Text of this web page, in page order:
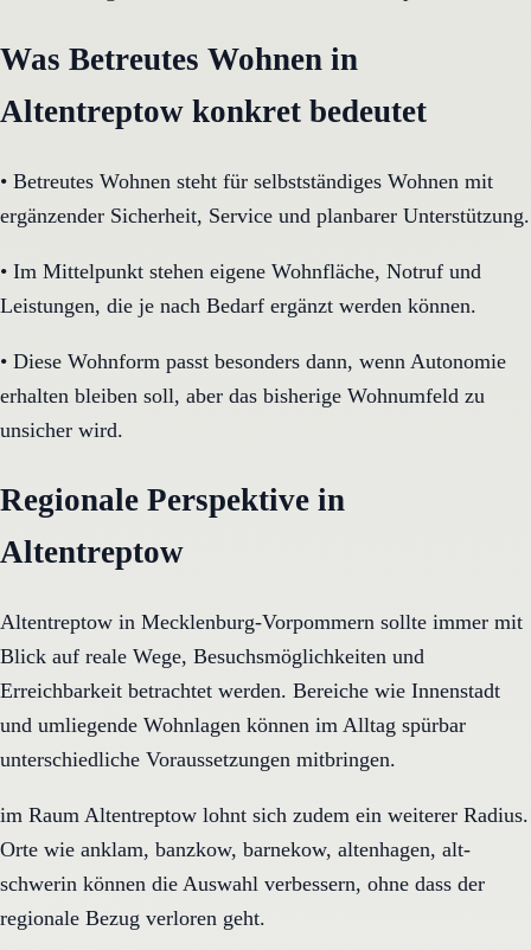
Was Betreutes Wohnen in
Altentreptow konkret bedeutet
• Betreutes Wohnen steht für selbstständiges Wohnen mit
ergänzender Sicherheit, Service und planbarer Unterstützung.
• Im Mittelpunkt stehen eigene Wohnfläche, Notruf und
Leistungen, die je nach Bedarf ergänzt werden können.
• Diese Wohnform passt besonders dann, wenn Autonomie
erhalten bleiben soll, aber das bisherige Wohnumfeld zu
unsicher wird.
Regionale Perspektive in
Altentreptow
Altentreptow in Mecklenburg-Vorpommern sollte immer mit
Blick auf reale Wege, Besuchsmöglichkeiten und
Erreichbarkeit betrachtet werden. Bereiche wie Innenstadt
und umliegende Wohnlagen können im Alltag spürbar
unterschiedliche Voraussetzungen mitbringen.
im Raum Altentreptow lohnt sich zudem ein weiterer Radius.
Orte wie anklam, banzkow, barnekow, altenhagen, alt-
schwerin können die Auswahl verbessern, ohne dass der
regionale Bezug verloren geht.